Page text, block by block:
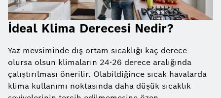
İdeal Klima Derecesi Nedir?
Yaz mevsiminde dış ortam sıcaklığı kaç derece
olursa olsun klimaların 24-26 derece aralığında
çalıştırılması önerilir. Olabildiğince sıcak havalarda
klima kullanımı noktasında daha düşük sıcaklık